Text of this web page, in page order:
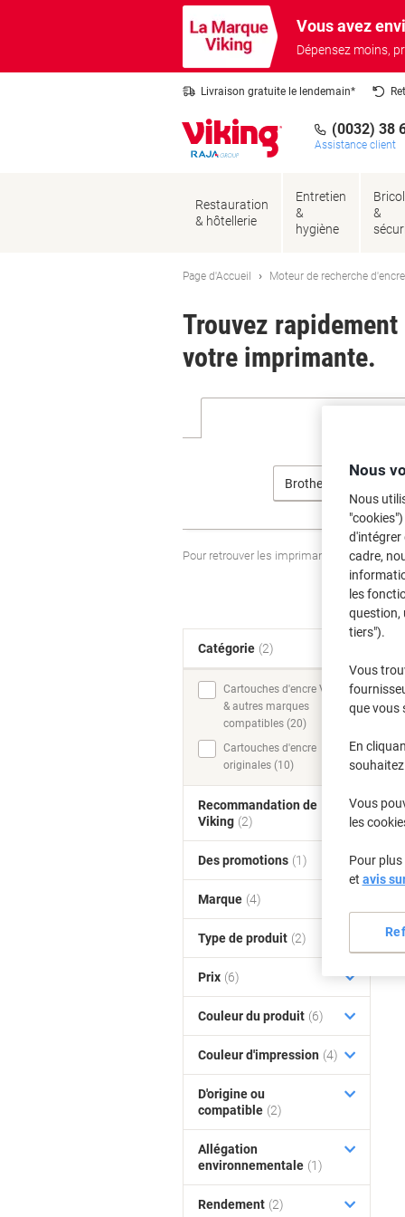
Vous avez
Dépensez moins,
Livraison gratuite le lendemain*
(0032) 38
Assistance client
Restauration
& hôtellerie
Entretien
&
hygiène
&
Page d'Accueil Moteur de recherche
Trouvez
votre imprimante.
Brother
Pour retrouver les imprimantes listées et/
Catégorie (2)
Cartouches d'encre Viking
& autres marques
compatibles (20)
Cartouches d'encre
originales (10)
Recommandation de
Viking (2)
Des promotions (1)
Marque (4)
Type de produit (2)
Prix (6)
Couleur du produit (6)
Couleur d'impression (4)
D'origine ou
compatible (2)
Allégation
environnementale (1)
Rendement (2)
Nous
Nous
d'intégrer
cadre,
les
question,
tiers").
Vous
que vous
En
Vous
les
Pour
et avis